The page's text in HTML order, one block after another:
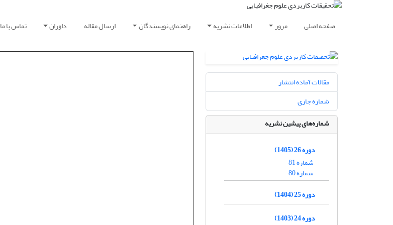
صفحه اصلی مرور اطلاعات نشریه راهنمای نویسندگان ارسال مقاله داوران تماس با ما
مقالات آماده انتشار
شماره جاری
شماره‌های پیشین نشریه
دوره 26 (1405)
شماره 81
شماره 80
دوره 25 (1404)
دوره 24 (1403)